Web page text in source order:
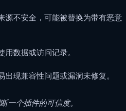
源不安全，可能被替换为带有恶意
数据或访问记录。
现兼容性问题或漏洞未修复。
一个插件的可信度。